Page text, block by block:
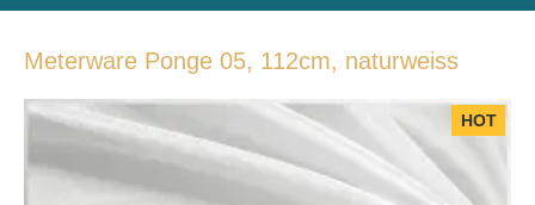
Meterware Ponge 05, 112cm, naturweiss
HOT